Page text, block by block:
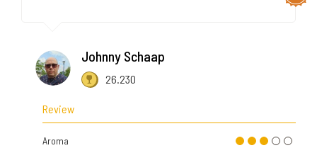
Johnny Schaap
26.230
Review
Aroma